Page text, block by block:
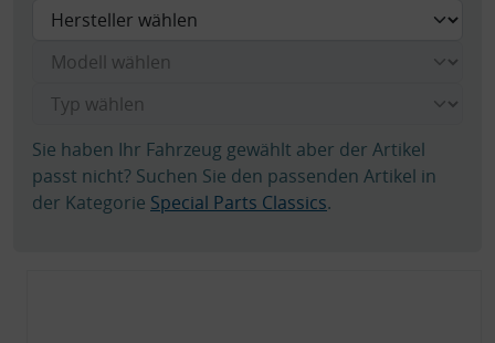
Sie haben Ihr Fahrzeug gewählt aber der Artikel
passt nicht? Suchen Sie den passenden Artikel in
der Kategorie Special Parts Classics.